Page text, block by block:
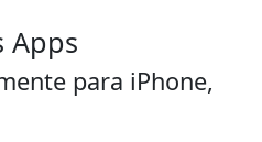
Apps
para iPhone,